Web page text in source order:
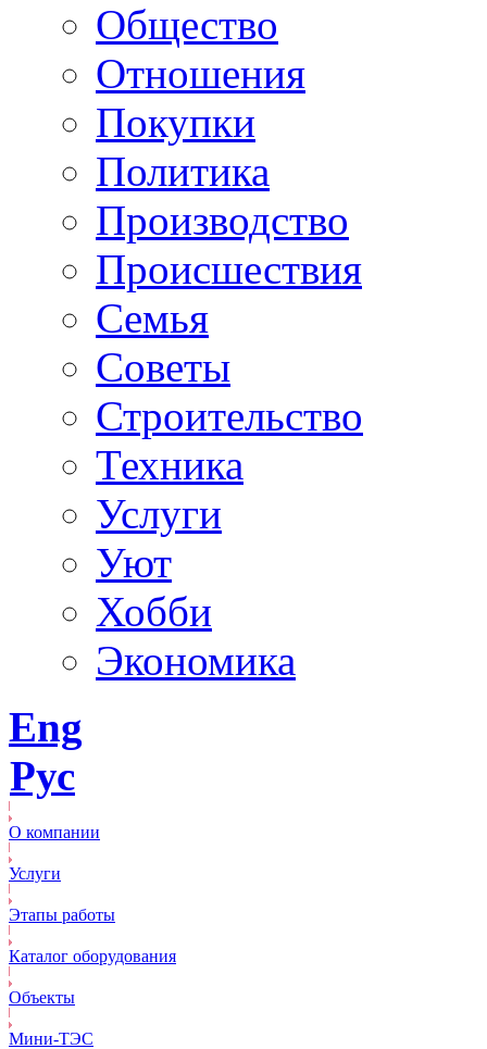
Общество
Отношения
Покупки
Политика
Производство
Происшествия
Семья
Советы
Строительство
Техника
Услуги
Уют
Хобби
Экономика
Eng
Рус
О компании
Услуги
Этапы работы
Каталог оборудования
Объекты
Mини-ТЭС